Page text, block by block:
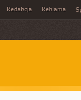
Redakcja Reklama